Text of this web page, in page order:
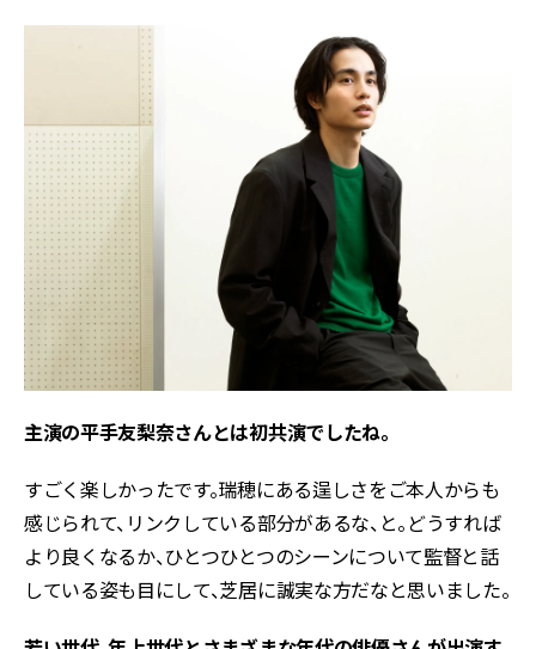
主演の平手友梨奈さんとは初共演でしたね。
すごく楽しかったです。瑞穂にある逞しさをご本人からも
感じられて、リンクしている部分があるな、と。どうすれば
より良くなるか、ひとつひとつのシーンについて監督と話
している姿も目にして、芝居に誠実な方だなと思いました。